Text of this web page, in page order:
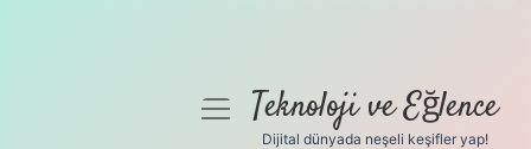
menüyüTeknoloji ve Eğlence
Dijital dünyada neşeli keşifler yap!